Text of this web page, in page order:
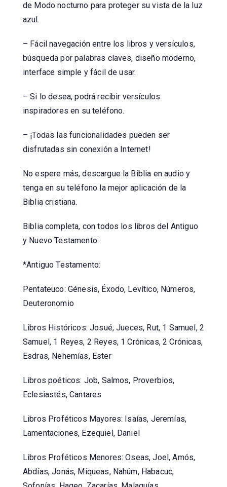
de Modo nocturno para proteger su vista de la luz
azul.
– Fácil navegación entre los libros y versículos,
búsqueda por palabras claves, diseño moderno,
interface simple y fácil de usar.
– Si lo desea, podrá recibir versículos
inspiradores en su teléfono.
– ¡Todas las funcionalidades pueden ser
disfrutadas sin conexión a Internet!
No espere más, descargue la Biblia en audio y
tenga en su teléfono la mejor aplicación de la
Biblia cristiana.
Biblia completa, con todos los libros del Antiguo
y Nuevo Testamento:
*Antiguo Testamento:
Pentateuco: Génesis, Éxodo, Levítico, Números,
Deuteronomio
Libros Históricos: Josué, Jueces, Rut, 1 Samuel, 2
Samuel, 1 Reyes, 2 Reyes, 1 Crónicas, 2 Crónicas,
Esdras, Nehemías, Ester
Libros poéticos: Job, Salmos, Proverbios,
Eclesiastés, Cantares
Libros Proféticos Mayores: Isaías, Jeremías,
Lamentaciones, Ezequiel, Daniel
Libros Proféticos Menores: Oseas, Joel, Amós,
Abdías, Jonás, Miqueas, Nahúm, Habacuc,